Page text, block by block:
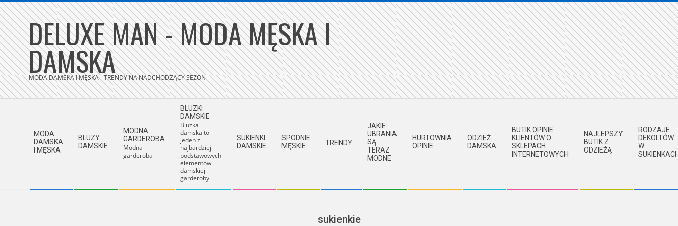
Skip
to
content DELUXE MAN - MODA MĘSKA I
DAMSKA
MODA DAMSKA I MĘSKA - TRENDY NA NADCHODZĄCY SEZON
MODA
DAMSKA
I MĘSKA
BLUZY
DAMSKIE
MODNA
GARDEROBA
Modna
garderoba
BLUZKI
DAMSKIE
Bluzka
damska to
jeden z
najbardziej
podstawowych
elementów
damskiej
garderoby
SUKIENKI
DAMSKIE
SPODNIE
MĘSKIE
TRENDY
JAKIE
UBRANIA
SĄ
TERAZ
MODNE
HURTOWNIA
OPINIE
ODZIEŻ
DAMSKA
BUTIK OPINIE
KLIENTÓW O
SKLEPACH
INTERNETOWYCH
NAJLEPSZY
BUTIK Z
ODZIEŻĄ
RODZAJE
DEKOLTÓW
W
sukienkie